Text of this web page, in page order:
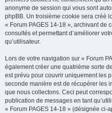
anonyme de session qui vous sont
phpBB. Un troisième cookie sera créé
« Forum PAGES 14-18 », archivant de
consultés et permettant d’améliorer
qu’utilisateur.
Lors de votre navigation sur « Forum
également créer une quatrième sorte
est prévu pour couvrir uniquement les
seconde manière est de récupérer les
que nous collectons. Ceci peut
publication de messages en tant
« Forum PAGES 14-18 » (désignée ci-